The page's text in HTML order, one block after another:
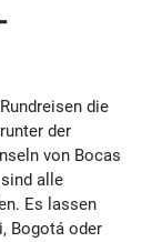
die
der
von Bocas
alle
Es lassen
Bogotá oder